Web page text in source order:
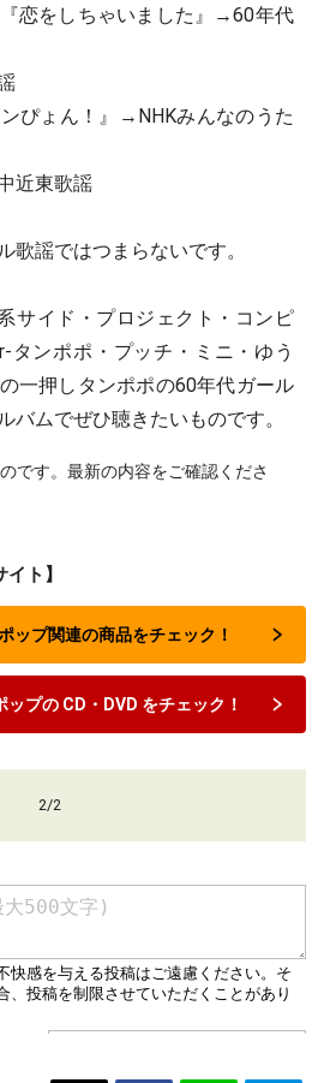
『恋をしちゃいました』→60年代
ンぴょん！』→NHKみんなのうた
近東歌謡
歌謡ではつまらないです。
サイド・プロジェクト・コンピ
タンポポ・プッチ・ミニ・ゆう
一押しタンポポの60年代ガール
バムでぜひ聴きたいものです。
です。最新の内容をご確認くださ
ト】
ップ関連の商品をチェック！
プの CD・DVD をチェック！
2/2